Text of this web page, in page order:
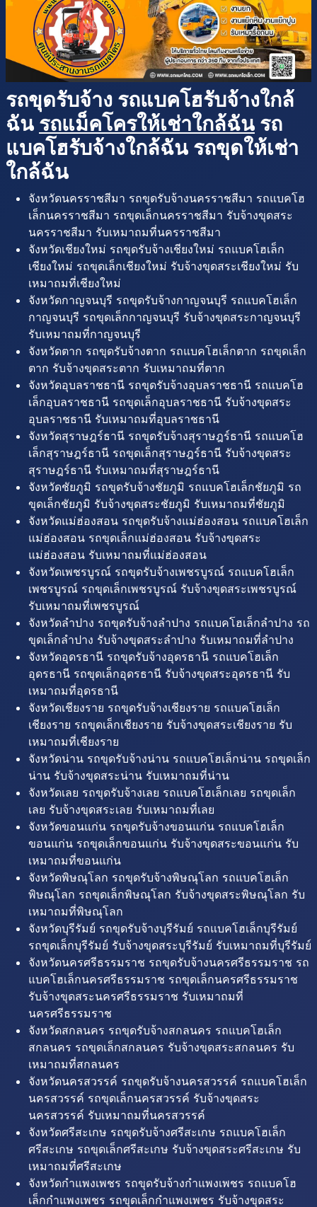
รถขุดรับจ้าง รถแบคโฮรับจ้างใกล้
ฉัน รถแม็คโครให้เช่าใกล้ฉัน รถ
แบคโฮรับจ้างใกล้ฉัน รถขุดให้เช่า
ใกล้ฉัน
จังหวัดนครราชสีมา รถขุดรับจ้างนครราชสีมา รถแบคโฮ
เล็กนครราชสีมา รถขุดเล็กนครราชสีมา รับจ้างขุดสระ
นครราชสีมา รับเหมาถมที่นครราชสีมา
จังหวัดเชียงใหม่ รถขุดรับจ้างเชียงใหม่ รถแบคโฮเล็ก
เชียงใหม่ รถขุดเล็กเชียงใหม่ รับจ้างขุดสระเชียงใหม่ รับ
เหมาถมที่เชียงใหม่
จังหวัดกาญจนบุรี รถขุดรับจ้างกาญจนบุรี รถแบคโฮเล็ก
กาญจนบุรี รถขุดเล็กกาญจนบุรี รับจ้างขุดสระกาญจนบุรี
รับเหมาถมที่กาญจนบุรี
จังหวัดตาก รถขุดรับจ้างตาก รถแบคโฮเล็กตาก รถขุดเล็ก
ตาก รับจ้างขุดสระตาก รับเหมาถมที่ตาก
จังหวัดอุบลราชธานี รถขุดรับจ้างอุบลราชธานี รถแบคโฮ
เล็กอุบลราชธานี รถขุดเล็กอุบลราชธานี รับจ้างขุดสระ
อุบลราชธานี รับเหมาถมที่อุบลราชธานี
จังหวัดสุราษฎร์ธานี รถขุดรับจ้างสุราษฎร์ธานี รถแบคโฮ
เล็กสุราษฎร์ธานี รถขุดเล็กสุราษฎร์ธานี รับจ้างขุดสระ
สุราษฎร์ธานี รับเหมาถมที่สุราษฎร์ธานี
จังหวัดชัยภูมิ รถขุดรับจ้างชัยภูมิ รถแบคโฮเล็กชัยภูมิ รถ
ขุดเล็กชัยภูมิ รับจ้างขุดสระชัยภูมิ รับเหมาถมที่ชัยภูมิ
จังหวัดแม่ฮ่องสอน รถขุดรับจ้างแม่ฮ่องสอน รถแบคโฮเล็ก
แม่ฮ่องสอน รถขุดเล็กแม่ฮ่องสอน รับจ้างขุดสระ
แม่ฮ่องสอน รับเหมาถมที่แม่ฮ่องสอน
จังหวัดเพชรบูรณ์ รถขุดรับจ้างเพชรบูรณ์ รถแบคโฮเล็ก
เพชรบูรณ์ รถขุดเล็กเพชรบูรณ์ รับจ้างขุดสระเพชรบูรณ์
รับเหมาถมที่เพชรบูรณ์
จังหวัดลำปาง รถขุดรับจ้างลำปาง รถแบคโฮเล็กลำปาง รถ
ขุดเล็กลำปาง รับจ้างขุดสระลำปาง รับเหมาถมที่ลำปาง
จังหวัดอุดรธานี รถขุดรับจ้างอุดรธานี รถแบคโฮเล็ก
อุดรธานี รถขุดเล็กอุดรธานี รับจ้างขุดสระอุดรธานี รับ
เหมาถมที่อุดรธานี
จังหวัดเชียงราย รถขุดรับจ้างเชียงราย รถแบคโฮเล็ก
เชียงราย รถขุดเล็กเชียงราย รับจ้างขุดสระเชียงราย รับ
เหมาถมที่เชียงราย
จังหวัดน่าน รถขุดรับจ้างน่าน รถแบคโฮเล็กน่าน รถขุดเล็ก
น่าน รับจ้างขุดสระน่าน รับเหมาถมที่น่าน
จังหวัดเลย รถขุดรับจ้างเลย รถแบคโฮเล็กเลย รถขุดเล็ก
เลย รับจ้างขุดสระเลย รับเหมาถมที่เลย
จังหวัดขอนแก่น รถขุดรับจ้างขอนแก่น รถแบคโฮเล็ก
ขอนแก่น รถขุดเล็กขอนแก่น รับจ้างขุดสระขอนแก่น รับ
เหมาถมที่ขอนแก่น
จังหวัดพิษณุโลก รถขุดรับจ้างพิษณุโลก รถแบคโฮเล็ก
พิษณุโลก รถขุดเล็กพิษณุโลก รับจ้างขุดสระพิษณุโลก รับ
เหมาถมที่พิษณุโลก
จังหวัดบุรีรัมย์ รถขุดรับจ้างบุรีรัมย์ รถแบคโฮเล็กบุรีรัมย์
รถขุดเล็กบุรีรัมย์ รับจ้างขุดสระบุรีรัมย์ รับเหมาถมที่บุรีรัมย์
จังหวัดนครศรีธรรมราช รถขุดรับจ้างนครศรีธรรมราช รถ
แบคโฮเล็กนครศรีธรรมราช รถขุดเล็กนครศรีธรรมราช
รับจ้างขุดสระนครศรีธรรมราช รับเหมาถมที่
นครศรีธรรมราช
จังหวัดสกลนคร รถขุดรับจ้างสกลนคร รถแบคโฮเล็ก
สกลนคร รถขุดเล็กสกลนคร รับจ้างขุดสระสกลนคร รับ
เหมาถมที่สกลนคร
จังหวัดนครสวรรค์ รถขุดรับจ้างนครสวรรค์ รถแบคโฮเล็ก
นครสวรรค์ รถขุดเล็กนครสวรรค์ รับจ้างขุดสระ
นครสวรรค์ รับเหมาถมที่นครสวรรค์
จังหวัดศรีสะเกษ รถขุดรับจ้างศรีสะเกษ รถแบคโฮเล็ก
ศรีสะเกษ รถขุดเล็กศรีสะเกษ รับจ้างขุดสระศรีสะเกษ รับ
เหมาถมที่ศรีสะเกษ
จังหวัดกำแพงเพชร รถขุดรับจ้างกำแพงเพชร รถแบคโฮ
เล็กกำแพงเพชร รถขุดเล็กกำแพงเพชร รับจ้างขุดสระ